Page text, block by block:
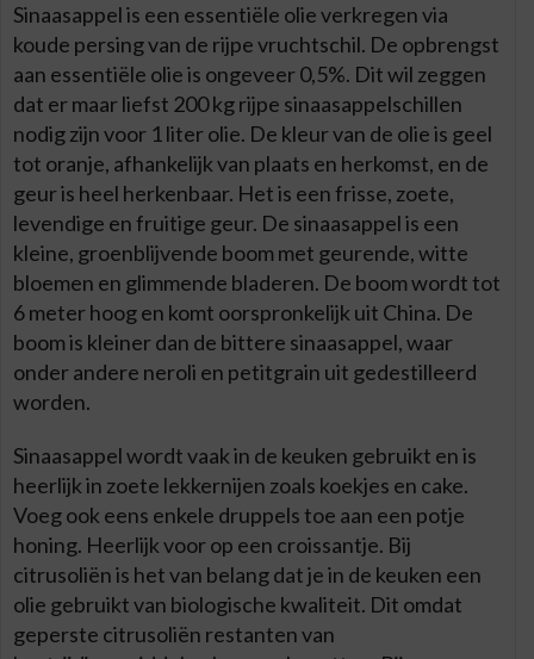
Sinaasappel is een essentiële olie verkregen via
koude persing van de rijpe vruchtschil. De opbrengst
aan essentiële olie is ongeveer 0,5%. Dit wil zeggen
dat er maar liefst 200 kg rijpe sinaasappelschillen
nodig zijn voor 1 liter olie. De kleur van de olie is geel
tot oranje, afhankelijk van plaats en herkomst, en de
geur is heel herkenbaar. Het is een frisse, zoete,
levendige en fruitige geur. De sinaasappel is een
kleine, groenblijvende boom met geurende, witte
bloemen en glimmende bladeren. De boom wordt tot
6 meter hoog en komt oorspronkelijk uit China. De
boom is kleiner dan de bittere sinaasappel, waar
onder andere neroli en petitgrain uit gedestilleerd
worden.
Sinaasappel wordt vaak in de keuken gebruikt en is
heerlijk in zoete lekkernijen zoals koekjes en cake.
Voeg ook eens enkele druppels toe aan een potje
honing. Heerlijk voor op een croissantje. Bij
citrusoliën is het van belang dat je in de keuken een
olie gebruikt van biologische kwaliteit. Dit omdat
geperste citrusoliën restanten van